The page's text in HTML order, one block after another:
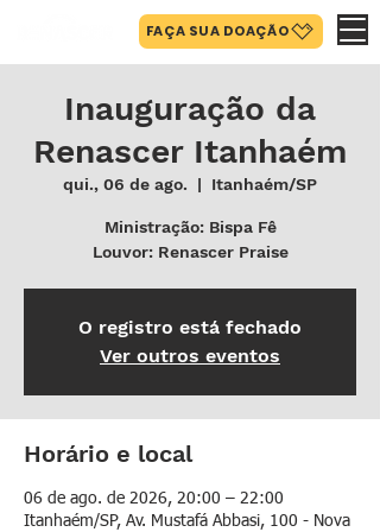
FAÇA SUA DOAÇÃO
Inauguração da
Renascer Itanhaém
qui., 06 de ago.
  |
Itanhaém/SP
Ministração: Bispa Fê
Louvor: Renascer Praise
O registro está fechado
Ver outros eventos
Horário e local
06 de ago. de 2026, 20:00 – 22:00
Itanhaém/SP, Av. Mustafá Abbasi, 100 - Nova